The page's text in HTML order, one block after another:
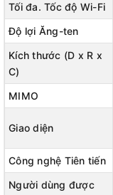
Tối đa. Tốc độ Wi-Fi
Độ lợi Ăng-ten
Kích thước (D x R x
C)
MIMO
Giao diện
Công nghệ Tiên tiến
Người dùng được